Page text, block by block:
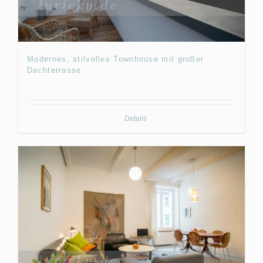
Modernes, stilvolles Townhouse mit großer
Dachterrasse
Details